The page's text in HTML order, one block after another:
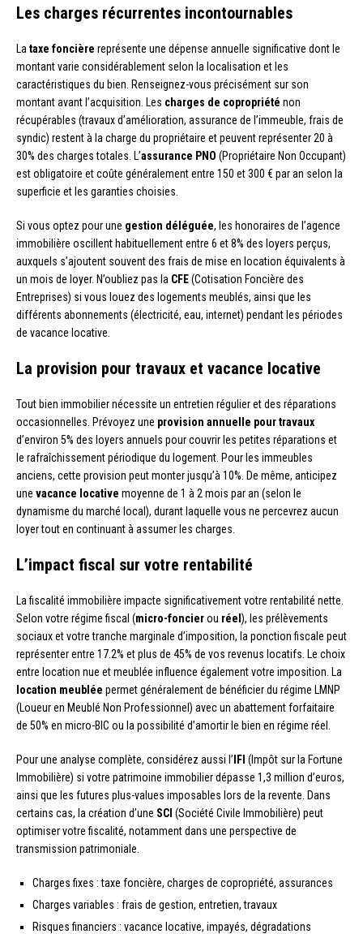
Les charges récurrentes incontournables
La taxe foncière représente une dépense annuelle significative dont le
montant varie considérablement selon la localisation et les
caractéristiques du bien. Renseignez-vous précisément sur son
montant avant l’acquisition. Les charges de copropriété non
récupérables (travaux d’amélioration, assurance de l’immeuble, frais de
syndic) restent à la charge du propriétaire et peuvent représenter 20 à
30% des charges totales. L’assurance PNO (Propriétaire Non Occupant)
est obligatoire et coûte généralement entre 150 et 300 € par an selon la
superficie et les garanties choisies.
Si vous optez pour une gestion déléguée, les honoraires de l’agence
immobilière oscillent habituellement entre 6 et 8% des loyers perçus,
auxquels s’ajoutent souvent des frais de mise en location équivalents à
un mois de loyer. N’oubliez pas la CFE(Cotisation Foncière des
Entreprises) si vous louez des logements meublés, ainsi que les
différents abonnements (électricité, eau, internet) pendant les périodes
de vacance locative.
La provision pour travaux et vacance locative
Tout bien immobilier nécessite un entretien régulier et des réparations
occasionnelles. Prévoyez une provision annuelle pour travaux
d’environ 5% des loyers annuels pour couvrir les petites réparations et
le rafraîchissement périodique du logement. Pour les immeubles
anciens, cette provision peut monter jusqu’à 10%. De même, anticipez
une vacance locative moyenne de 1 à 2 mois par an (selon le
dynamisme du marché local), durant laquelle vous ne percevrez aucun
loyer tout en continuant à assumer les charges.
L’impact fiscal sur votre rentabilité
La fiscalité immobilière impacte significativement votre rentabilité nette.
Selon votre régime fiscal (micro-foncierou réel ), les prélèvements
sociaux et votre tranche marginale d’imposition, la ponction fiscale peut
représenter entre 17.2% et plus de 45% de vos revenus locatifs. Le choix
entre location nue et meublée influence également votre imposition. La
location meublée permet généralement de bénéficier du régime LMNP
(Loueur en Meublé Non Professionnel) avec un abattement forfaitaire
de 50% en micro-BIC ou la possibilité d’amortir le bien en régime réel.
Pour une analyse complète, considérez aussi l’ IFI (Impôt sur la Fortune
Immobilière) si votre patrimoine immobilier dépasse 1,3 million d’euros,
ainsi que les futures plus-values imposables lors de la revente. Dans
certains cas, la création d’une SCI (Société Civile Immobilière) peut
optimiser votre fiscalité, notamment dans une perspective de
transmission patrimoniale.
Charges fixes : taxe foncière, charges de copropriété, assurances
Charges variables : frais de gestion, entretien, travaux
Risques financiers : vacance locative, impayés, dégradations